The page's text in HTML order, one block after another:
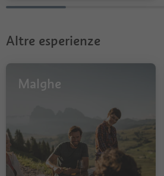
Altre esperienze
Malghe